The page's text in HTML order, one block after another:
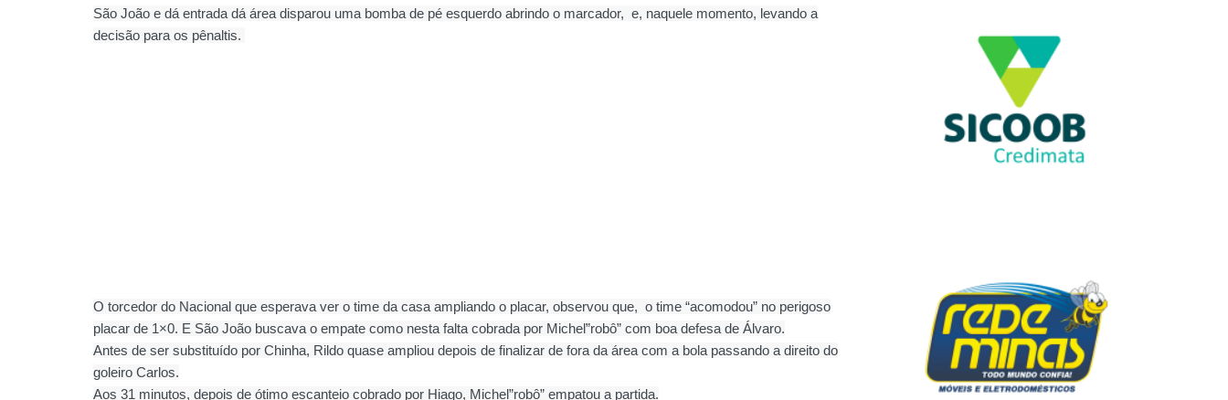
São João e dá entrada dá área disparou uma bomba de pé esquerdo abrindo o marcador, e, naquele momento, levando a
decisão para os pênaltis.
O torcedor do Nacional que esperava ver o time da casa ampliando o placar, observou que, o time “acomodou” no perigoso
placar de 1×0. E São João buscava o empate como nesta falta cobrada por Michel”robô” com boa defesa de Álvaro.
Antes de ser substituído por Chinha, Rildo quase ampliou depois de finalizar de fora da área com a bola passando a direito do
goleiro Carlos.
Aos 31 minutos, depois de ótimo escanteio cobrado por Hiago, Michel”robô” empatou a partida.